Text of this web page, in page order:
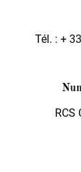
Tél. : +
RCS